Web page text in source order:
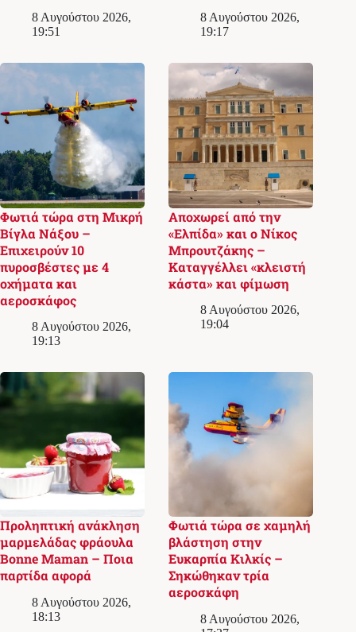
8 Αυγούστου 2026,
19:51
8 Αυγούστου 2026,
19:17
Φωτιά τώρα στη Μικρή
Βίγλα Νάξου –
Επιχειρούν 10
πυροσβέστες με 4
οχήματα και
αεροσκάφος
8 Αυγούστου 2026,
19:13
Αποχωρεί από την
«Ελπίδα» και ο Νίκος
Μπρουτζάκης –
Καταγγέλλει «κλειστή
κάστα» και φίμωση
8 Αυγούστου 2026,
19:04
Προληπτική ανάκληση
μαρμελάδας φράουλα
Bonne Maman – Ποια
παρτίδα αφορά
8 Αυγούστου 2026,
18:13
Φωτιά τώρα σε χαμηλή
βλάστηση στην
Ευκαρπία Κιλκίς –
Σηκώθηκαν τρία
αεροσκάφη
8 Αυγούστου 2026,